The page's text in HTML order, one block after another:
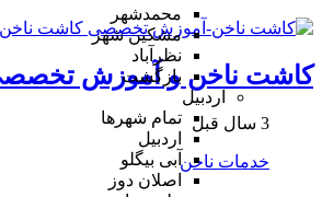
محمدشهر
مشکین شهر
نظرآباد
بازگشت
اردبیل
تمام شهر‌ها
اردبیل
آبی بیگلو
اصلان دوز
کاشت ناخن و آموزش
3 سال قبل
خدمات ناخن